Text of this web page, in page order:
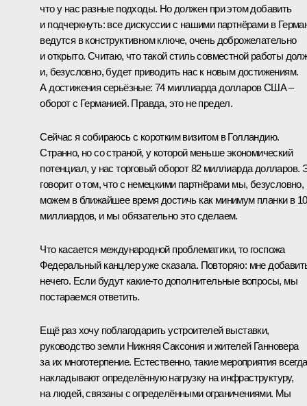
что у нас разные подходы. Но должен при этом добавить
и подчеркнуть: все дискуссии с нашими партнёрами в
ведутся в конструктивном ключе, очень доброжелательно
и открыто. Считаю, что такой стиль совместной работы
и, безусловно, будет приводить нас к новым достижениям.
А достижения серьёзные: 74 миллиарда долларов США –
оборот с Германией. Правда, это не предел.
Сейчас я собираюсь с коротким визитом в Голландию.
Странно, но со страной, у которой меньше экономический
потенциал, у нас торговый оборот 82 миллиарда долларов.
говорит о том, что с немецкими партнёрами мы, безусловно,
можем в ближайшее время достичь как минимум планки в
миллиардов, и мы обязательно это сделаем.
Что касается международной проблематики, то госпожа
Федеральный канцлер уже сказала. Повторяю: мне
нечего. Если будут какие‑то дополнительные вопросы, мы
постараемся ответить.
Ещё раз хочу поблагодарить устроителей выставки,
руководство земли Нижняя Саксония и жителей Ганновера
за их многотерпение. Естественно, такие мероприятия всегда
накладывают определённую нагрузку на инфраструктуру,
на людей, связаны с определёнными ограничениями. Мы